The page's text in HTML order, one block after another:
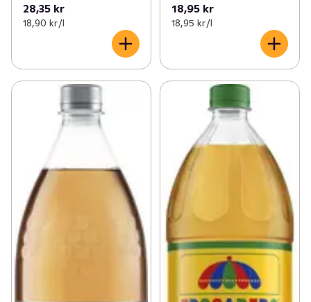
28,35 kr
18,90 kr /l
18,95 kr
18,95 kr /l